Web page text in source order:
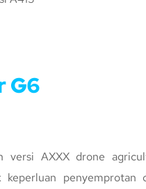
G6
versi AXXX drone
keperluan penyemprotan